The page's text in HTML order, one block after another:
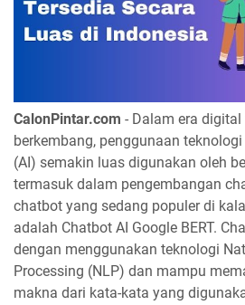
CalonPintar.com - Dalam era
berkembang, penggunaan
(AI) semakin luas digunakan oleh
termasuk dalam pengembangan
chatbot yang sedang populer di
adalah Chatbot AI Google BERT.
dengan menggunakan teknologi
Processing (NLP) dan mampu
makna dari kata-kata yang